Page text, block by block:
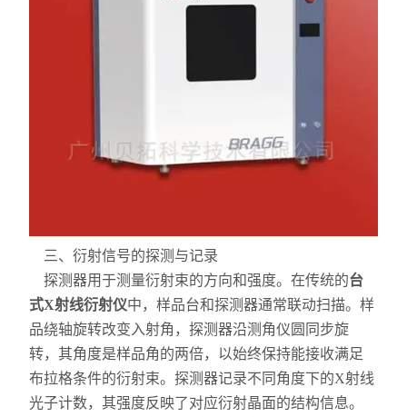
表面/界面性能测定仪
三、衍射信号的探测与记录
探测器用于测量衍射束的方向和强度。在传统的台
式X射线衍射仪中，样品台和探测器通常联动扫描。样
品绕轴旋转改变入射角，探测器沿测角仪圆同步旋
转，其角度是样品角的两倍，以始终保持能接收满足
布拉格条件的衍射束。探测器记录不同角度下的X射线
光子计数，其强度反映了对应衍射晶面的结构信息。